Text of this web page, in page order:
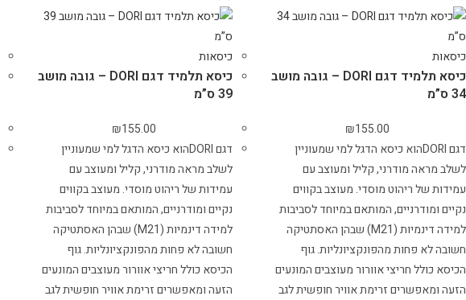
כיסאות
כיסא תלמיד דגם DORI – גובה מושב
34 ס”מ
₪155.00
דגם DORIהוא כיסא הדגל למי שמעוניין
לשלב מראה מודרני, קליל ומעוצב עם
עמידות של ריהוט מוסדי. מעוצב בקווים
נקיים ומודרניים, המותאם במיוחד לסביבות
למידה דינמיות (M21) שבהן האסתטיקה
חשובה לא פחות מהפונקציונליות. גוף
הכיסא כולל חריצי אוורור מעוצבים המונעים
הזעה ומאפשרים זרימת אוויר חופשית לגב
כיסאות
כיסא תלמיד דגם DORI – גובה מושב
39 ס”מ
₪155.00
דגם DORIהוא כיסא הדגל למי שמעוניין
לשלב מראה מודרני, קליל ומעוצב עם
עמידות של ריהוט מוסדי. מעוצב בקווים
נקיים ומודרניים, המותאם במיוחד לסביבות
למידה דינמיות (M21) שבהן האסתטיקה
חשובה לא פחות מהפונקציונליות. גוף
הכיסא כולל חריצי אוורור מעוצבים המונעים
הזעה ומאפשרים זרימת אוויר חופשית לגב